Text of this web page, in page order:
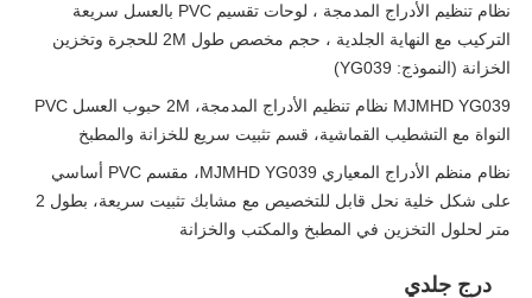
نظام تنظيم الأدراج المدمجة ، لوحات تقسيم PVC بالعسل سريعة
التركيب مع النهاية الجلدية ، حجم مخصص طول 2M للحجرة وتخزين
الخزانة (النموذج: YG039)
MJMHD YG039 نظام تنظيم الأدراج المدمجة، 2M حبوب العسل PVC
النواة مع التشطيب القماشية، قسم تثبيت سريع للخزانة والمطبخ
نظام منظم الأدراج المعياري MJMHD YG039، مقسم PVC أساسي
على شكل خلية نحل قابل للتخصيص مع مشابك تثبيت سريعة، بطول 2
متر لحلول التخزين في المطبخ والمكتب والخزانة
درج جلدي